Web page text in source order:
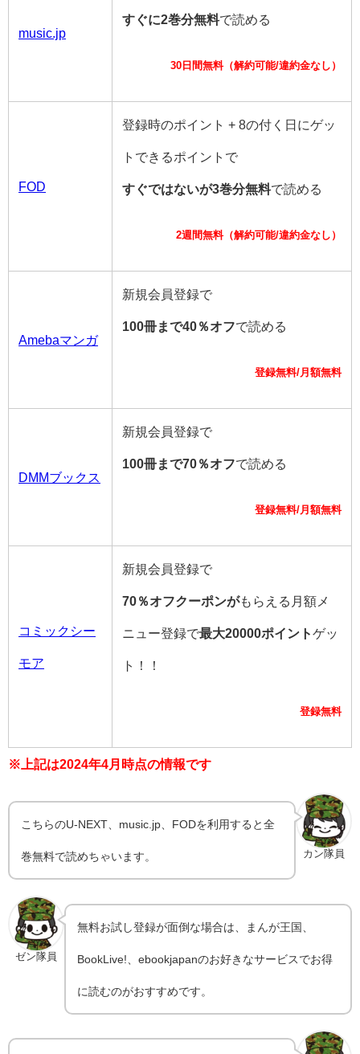
music.jp
すぐに2巻分無料で読める
30日間無料（解約可能/違約金なし）
FOD
登録時のポイント + 8の付く日にゲッ
トできるポイントで
すぐではないが3巻分無料で読める
2週間無料（解約可能/違約金なし）
Amebaマンガ
新規会員登録で
100冊まで40％オフで読める
登録無料/月額無料
DMMブックス
新規会員登録で
100冊まで70％オフで読める
登録無料/月額無料
コミックシー
モア
新規会員登録で
70％オフクーポンがもらえる月額メ
ニュー登録で最大20000ポイントゲッ
ト！！
登録無料
※上記は2024年4月 時点の情報です
カン隊員
こちらのU-NEXT、music.jp、FODを利用すると全
巻無料で読めちゃいます。
ゼン隊員
無料お試し登録が面倒な場合は、まんが王国、
BookLive!、ebookjapanのお好きなサービスでお得
に読むのがおすすめです。